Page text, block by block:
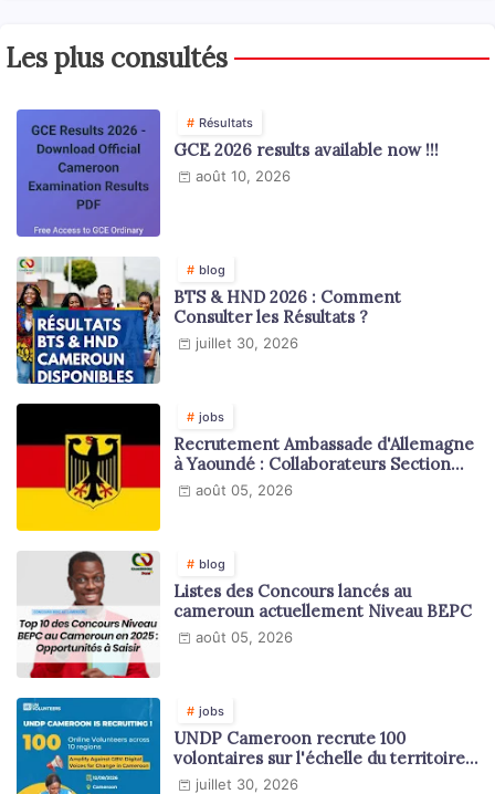
Les plus consultés
Résultats
GCE 2026 results available now !!!
août 10, 2026
blog
BTS & HND 2026 : Comment
Consulter les Résultats ?
juillet 30, 2026
jobs
Recrutement Ambassade d'Allemagne
à Yaoundé : Collaborateurs Section
Juridique et Consulaire
août 05, 2026
blog
Listes des Concours lancés au
cameroun actuellement Niveau BEPC
août 05, 2026
jobs
UNDP Cameroon recrute 100
volontaires sur l'échelle du territoire
national
juillet 30, 2026